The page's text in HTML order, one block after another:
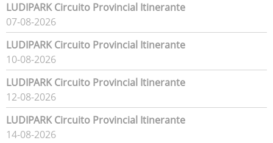
LUDIPARK Circuito Provincial Itinerante
07-08-2026
LUDIPARK Circuito Provincial Itinerante
10-08-2026
LUDIPARK Circuito Provincial Itinerante
12-08-2026
LUDIPARK Circuito Provincial Itinerante
14-08-2026